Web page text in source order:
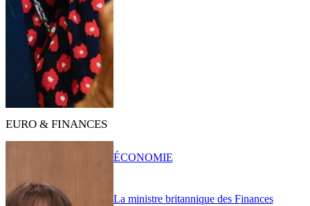
EURO & FINANCES
La ministre britannique des Finances
ÉCONOMIE